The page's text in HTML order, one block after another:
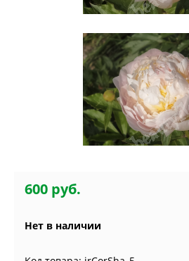
600 руб.
Нет в наличии